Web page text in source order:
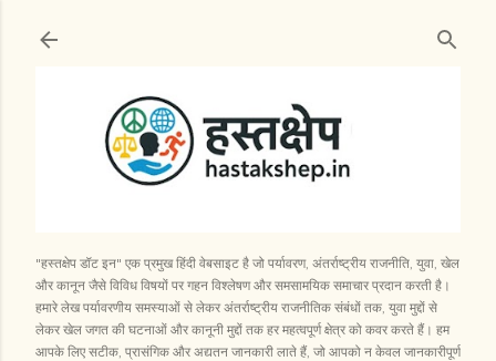
"हस्तक्षेप डॉट इन" एक प्रमुख हिंदी वेबसाइट है जो पर्यावरण, अंतर्राष्ट्रीय राजनीति, युवा, खेल
और कानून जैसे विविध विषयों पर गहन विश्लेषण और समसामयिक समाचार प्रदान करती है।
हमारे लेख पर्यावरणीय समस्याओं से लेकर अंतर्राष्ट्रीय राजनीतिक संबंधों तक, युवा मुद्दों से
लेकर खेल जगत की घटनाओं और कानूनी मुद्दों तक हर महत्वपूर्ण क्षेत्र को कवर करते हैं। हम
आपके लिए सटीक, प्रासंगिक और अद्यतन जानकारी लाते हैं, जो आपको न केवल जानकारीपूर्ण